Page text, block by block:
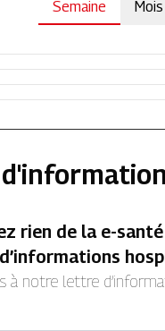
Semaine Mois
rien de la e-
à notre lettre